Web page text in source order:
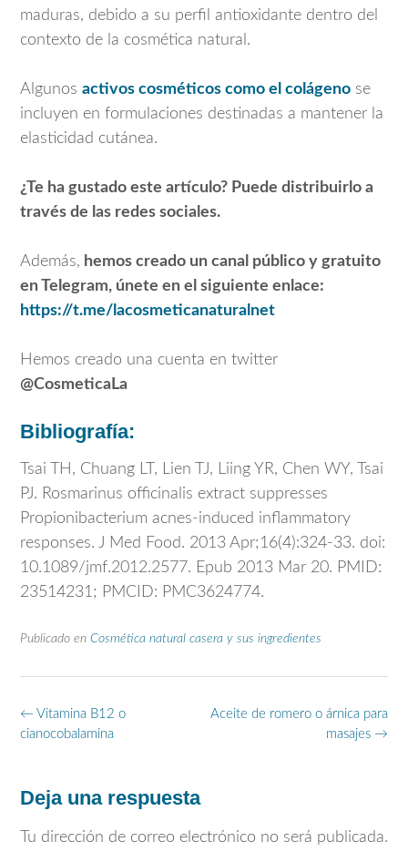
maduras, debido a su perfil antioxidante dentro del
contexto de la cosmética natural.
Algunos activos cosméticos como el colágeno se
incluyen en formulaciones destinadas a mantener la
elasticidad cutánea.
¿Te ha gustado este artículo? Puede distribuirlo a
través de las redes sociales.
Además, hemos creado un canal público y gratuito
en Telegram, únete en el siguiente enlace:
https://t.me/lacosmeticanaturalnet
Hemos creado una cuenta en twitter
@CosmeticaLa
Bibliografía:
Tsai TH, Chuang LT, Lien TJ, Liing YR, Chen WY, Tsai
PJ. Rosmarinus officinalis extract suppresses
Propionibacterium acnes-induced inflammatory
responses. J Med Food. 2013 Apr;16(4):324-33. doi:
10.1089/jmf.2012.2577. Epub 2013 Mar 20. PMID:
23514231; PMCID: PMC3624774.
Publicado en Cosmética natural casera y sus ingredientes
Navegación
de
Aceite de romero o árnica para
masajes →
← Vitamina B12 o
cianocobalamina
Deja una respuesta
Tu dirección de correo electrónico no será publicada.